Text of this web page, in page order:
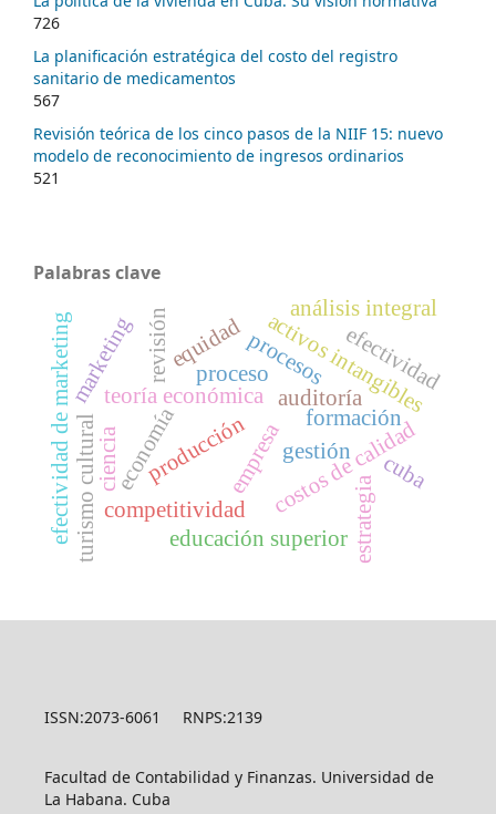
726
La planificación estratégica del costo del registro
sanitario de medicamentos
567
Revisión teórica de los cinco pasos de la NIIF 15: nuevo
modelo de reconocimiento de ingresos ordinarios
521
Palabras clave
economía
producción
teoría económica auditoría
empresa
procesos
activos intangibles
competitividad costos de calidad
turismo culturalciencia
estrategia
gestión
revisión
educación superior
equidad
formación
análisis integral
marketing
efectividad de marketing efectividad
cuba
proceso
ISSN:2073-6061 RNPS:2139
Facultad de Contabilidad y Finanzas. Universidad de
La Habana. Cuba